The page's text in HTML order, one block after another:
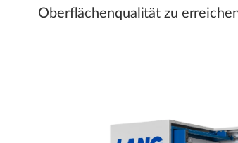
Oberflächenqualität zu